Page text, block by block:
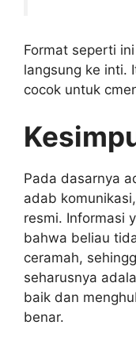
Format seperti
langsung ke inti.
cocok untuk
Pada dasarnya
adab
resmi. Informasi
bahwa beliau
ceramah,
seharusnya
baik dan
benar.